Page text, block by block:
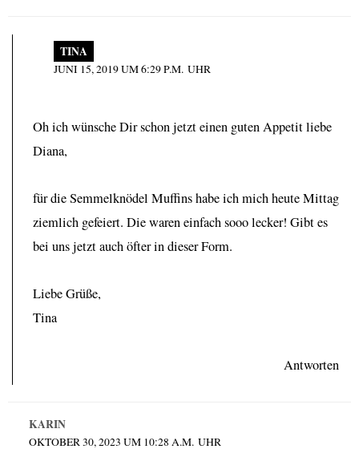
TINA
JUNI 15, 2019 UM 6:29 P.M. UHR
Oh ich wünsche Dir schon jetzt einen guten Appetit liebe
Diana,
für die Semmelknödel Muffins habe ich mich heute Mittag
ziemlich gefeiert. Die waren einfach sooo lecker! Gibt es
bei uns jetzt auch öfter in dieser Form.
Liebe Grüße,
Tina
Antworten
KARIN
OKTOBER 30, 2023 UM 10:28 A.M. UHR